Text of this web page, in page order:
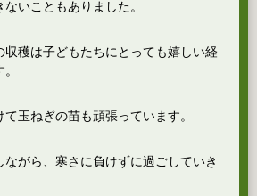
いこともありました。
収穫は子どもたちにとっても嬉しい経
玉ねぎの苗も頑張っています。
がら、寒さに負けずに過ごしていき